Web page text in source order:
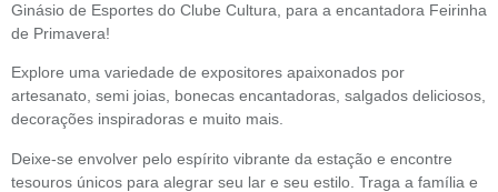
Ginásio de Esportes do Clube Cultura, para a encantadora Feirinha
de Primavera!
Explore uma variedade de expositores apaixonados por
artesanato, semi joias, bonecas encantadoras, salgados deliciosos,
decorações inspiradoras e muito mais.
Deixe-se envolver pelo espírito vibrante da estação e encontre
tesouros únicos para alegrar seu lar e seu estilo. Traga a família e